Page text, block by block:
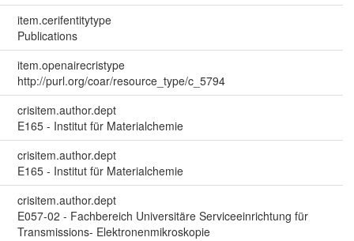
item.cerifentitytype
Publications
item.openairecristype
http://purl.org/coar/resource_type/c_5794
crisitem.author.dept
E165 - Institut für Materialchemie
crisitem.author.dept
E165 - Institut für Materialchemie
crisitem.author.dept
E057-02 - Fachbereich Universitäre Serviceeinrichtung für
Transmissions- Elektronenmikroskopie